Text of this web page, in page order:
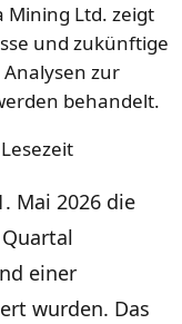
Mining Ltd. zeigt
und zukünftige
zur
behandelt.
Mai 2026 die
einer
wurden. Das